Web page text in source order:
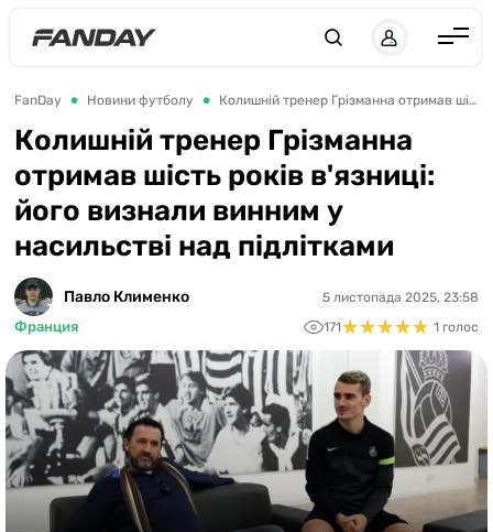
Англія
Іспанія
Німеччина
Італія
Франція
Україна
ЛЕ
ЧЕ-2028
Букмекери
Казино
FanDay Новини футболу Колишній тренер Грізманна отримав шість років в'язниці: його визнали винним у насильстві над підлітками
Колишній тренер Грізманна
отримав шість років в'язниці:
його визнали винним у
насильстві над підлітками
Павло Клименко
Франция
5 листопада 2025, 23:58
171★★★★★
★★★★★ 1 голос